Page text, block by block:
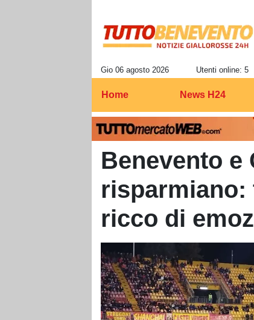
Gio 06 agosto 2026 Utenti online: 5
Home News H24
Benevento e
risparmiano:
ricco di